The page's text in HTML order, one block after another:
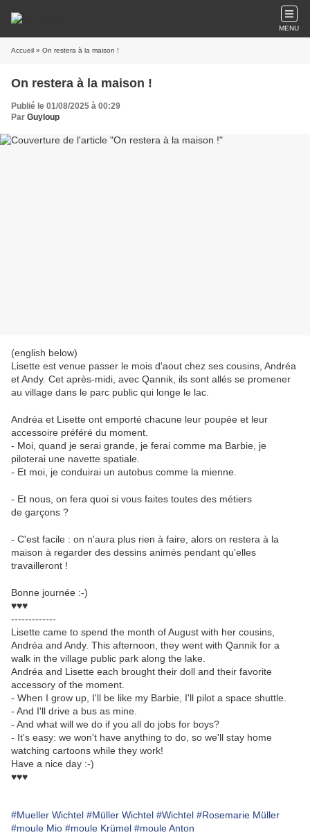
MENU
Accueil » On restera à la maison !
On restera à la maison !
Publié le 01/08/2025 à 00:29
Par Guyloup
(english below)
Lisette est venue passer le mois d'aout chez ses cousins, Andréa
et Andy. Cet après-midi, avec Qannik, ils sont allés se promener
au village dans le parc public qui longe le lac.
Andréa et Lisette ont emporté chacune leur poupée et leur
accessoire préféré du moment.
- Moi, quand je serai grande, je ferai comme ma Barbie, je
piloterai une navette spatiale.
- Et moi, je conduirai un autobus comme la mienne.
- Et nous, on fera quoi si vous faites toutes des métiers
de garçons ?
- C'est facile : on n'aura plus rien à faire, alors on restera à la
maison à regarder des dessins animés pendant qu'elles
travailleront !
Bonne journée :-)
♥♥♥
-------------
Lisette came to spend the month of August with her cousins,
Andréa and Andy. This afternoon, they went with Qannik for a
walk in the village public park along the lake.
Andréa and Lisette each brought their doll and their favorite
accessory of the moment.
- When I grow up, I'll be like my Barbie, I'll pilot a space shuttle.
- And I'll drive a bus as mine.
- And what will we do if you all do jobs for boys?
- It's easy: we won't have anything to do, so we'll stay home
watching cartoons while they work!
Have a nice day :-)
♥♥♥
#Mueller Wichtel #Müller Wichtel #Wichtel #Rosemarie Müller
#moule Mio #moule Krümel #moule Anton